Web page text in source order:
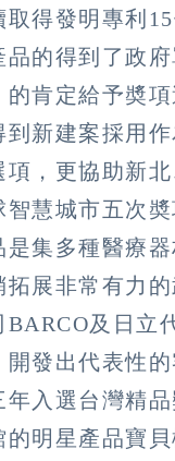
取得發明專利
品的得到了政
的肯定給予奬
到新建案採用
項，更協助新
智慧城市五次奬
是集多種醫療
拓展非常有力
及日立
開發出代表性
年入選台灣精
明星產品寶貝